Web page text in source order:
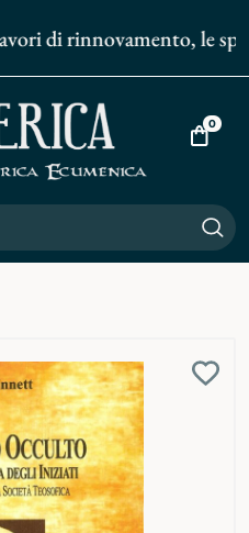
di rinnovamento, le
Vai
0